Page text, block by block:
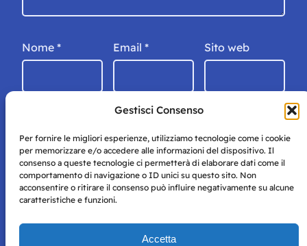
Gestisci Consenso
Per fornire le migliori esperienze, utilizziamo tecnologie come i cookie
per memorizzare e/o accedere alle informazioni del dispositivo. Il
consenso a queste tecnologie ci permetterà di elaborare dati come il
comportamento di navigazione o ID unici su questo sito. Non
acconsentire o ritirare il consenso può influire negativamente su alcune
caratteristiche e funzioni.
Accetta
Nome * Email * Sito web
Storie di Napoli è una testata registrata presso il tribunale di